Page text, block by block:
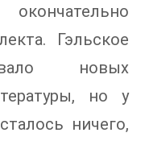
Гэльское
новых
но у
ничего,